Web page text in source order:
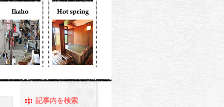
記事内を検索